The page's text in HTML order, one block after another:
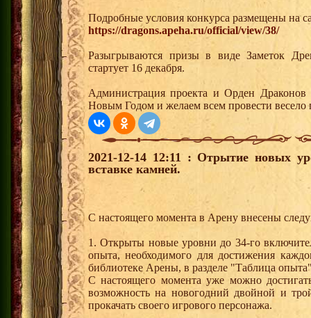
Подробные условия конкурса размещены на
https://dragons.apeha.ru/official/view/38/
Разыгрываются призы в виде Заметок
стартует 16 декабря.
Администрация проекта и Орден
Новым Годом и желаем всем провести
2021-12-14 12:11 : Отрытие новых
вставке камней.
С настоящего момента в Арену внесены
1. Открыты новые уровни до 34-го
опыта, необходимого для достижения
библиотеке Арены, в разделе "Таблица
С настоящего момента уже можно
возможность на новогодний двойной и
прокачать своего игрового персонажа.